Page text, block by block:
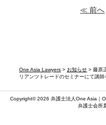
One Asia Lawyers > お知らせ > 藤原
リアンツトレードのセミナーにて講師
≪ 前へ
Copyright© 2026 弁護士法人One Asia｜
弁護士会所